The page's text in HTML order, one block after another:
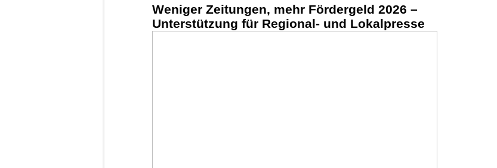
Weniger Zeitungen, mehr Fördergeld 2026 –
Unterstützung für Regional- und Lokalpresse